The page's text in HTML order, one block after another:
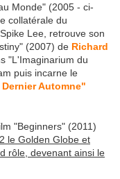
Monde" (2005 - ci-
collatérale du
Lee, retrouve son
(2007) de Richard
"L'Imaginarium du
puis incarne le
Automne"
"Beginners" (2011)
le Golden Globe et
rôle, devenant ainsi le